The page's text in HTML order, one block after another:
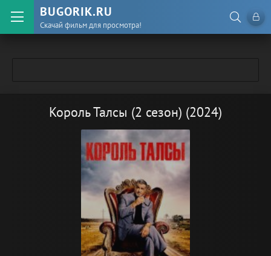
BUGORIK.RU
Скачай фильм для просмотра!
Король Талсы (2 сезон) (2024)